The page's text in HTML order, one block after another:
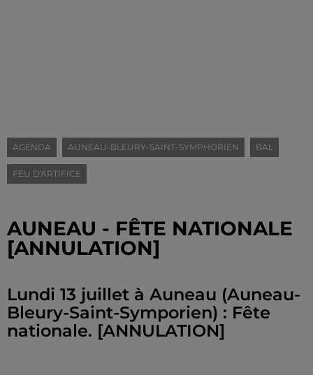
AGENDA AUNEAU-BLEURY-SAINT-SYMPHORIEN BAL
FEU D'ARTIFICE
AUNEAU - FÊTE NATIONALE
[ANNULATION]
Lundi 13 juillet à Auneau (Auneau-
Bleury-Saint-Symporien) : Fête
nationale. [ANNULATION]